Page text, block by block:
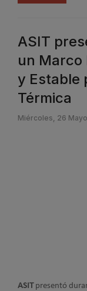
ASIT
un Marco
y Estable
Térmica
Miércoles, 26
ASITpresentó